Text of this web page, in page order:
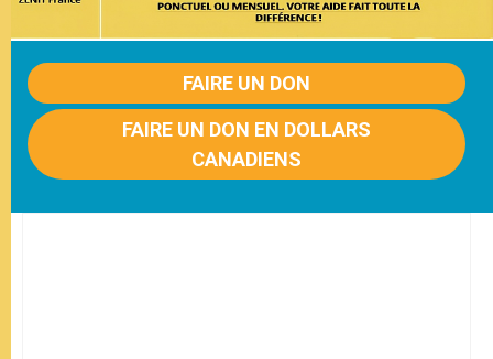
FAIRE UN DON
FAIRE UN DON EN DOLLARS
CANADIENS